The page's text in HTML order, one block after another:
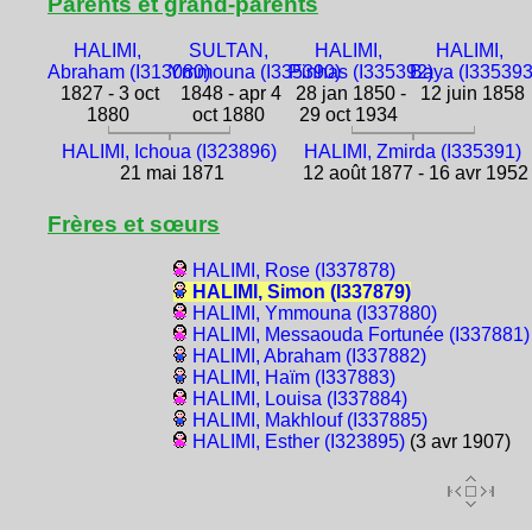
HALIMI,
Abraham (I313080)
1827 - 3 oct
1880
SULTAN,
Ymmouna (I335390)
1848 - apr 4
oct 1880
HALIMI,
Pinhas (I335392)
28 jan 1850 -
29 oct 1934
HALIMI,
Baya
12 juin 1858
HALIMI, Ichoua (I323896)
21 mai 1871
HALIMI, Zmirda (I335391)
12 août 1877 - 16 avr 1952
Frères et sœurs
HALIMI, Rose (I337878)
HALIMI, Simon (I337879)
HALIMI, Ymmouna (I337880)
HALIMI, Messaouda Fortunée (I337881)
HALIMI, Abraham (I337882)
HALIMI, Haïm (I337883)
HALIMI, Louisa (I337884)
HALIMI, Makhlouf (I337885)
HALIMI, Esther (I323895)(3 avr 1907)